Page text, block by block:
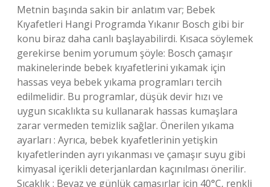
Metnin başında sakin bir anlatım var; Bebek
Kıyafetleri Hangi Programda Yıkanır Bosch gibi bir
konu biraz daha canlı başlayabilirdi. Kısaca söylemek
gerekirse benim yorumum şöyle: Bosch çamaşır
makinelerinde bebek kıyafetlerini yıkamak için
hassas veya bebek yıkama programları tercih
edilmelidir. Bu programlar, düşük devir hızı ve
uygun sıcaklıkta su kullanarak hassas kumaşlara
zarar vermeden temizlik sağlar. Önerilen yıkama
ayarları : Ayrıca, bebek kıyafetlerinin yetişkin
kıyafetlerinden ayrı yıkanması ve çamaşır suyu gibi
kimyasal içerikli deterjanlardan kaçınılması önerilir.
Sıcaklık : Beyaz ve günlük çamaşırlar için 40°C, renkli